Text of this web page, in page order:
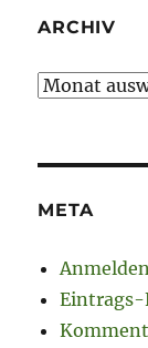
ARCHIV
Archiv
META
Anmelden
Eintrags-